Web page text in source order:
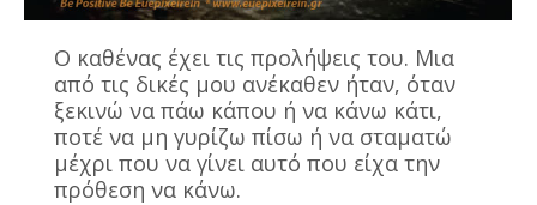
Ο καθένας έχει τις προλήψεις του. Μια
από τις δικές μου ανέκαθεν ήταν, όταν
ξεκινώ να πάω κάπου ή να κάνω κάτι,
ποτέ να μη γυρίζω πίσω ή να σταματώ
μέχρι που να γίνει αυτό που είχα την
πρόθεση να κάνω.